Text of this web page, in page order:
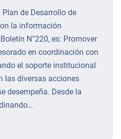
de Desarrollo de
la información
N°220, es: Promover
en coordinación con
el soporte institucional
las diversas acciones
desempeña. Desde la